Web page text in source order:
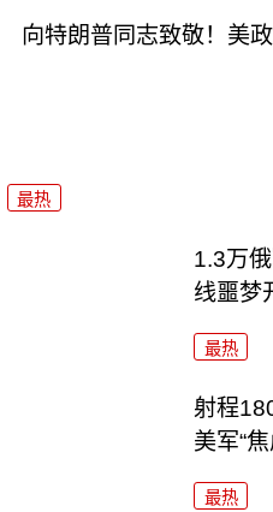
向特朗普同志致敬！美
最热
1.3万
线噩梦
最热
射程
美军“焦
最热